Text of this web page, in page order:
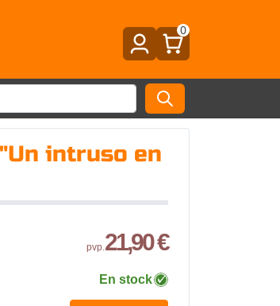
0
intruso en
pvp.21,90 €
En stock